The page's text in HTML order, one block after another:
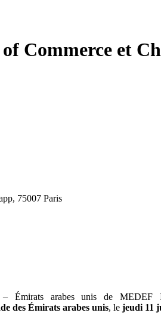
Commerce et
75007 Paris
– Émirats arabes unis de
des Émirats arabes unis, le jeudi 11